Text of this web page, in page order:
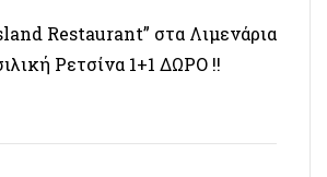
Restaurant” στα Λιμενάρια
Ρετσίνα 1+1 ΔΩΡΟ !!